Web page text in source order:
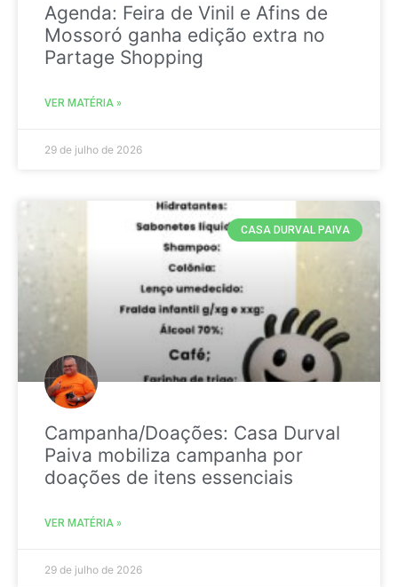
Agenda: Feira de Vinil e Afins de
Mossoró ganha edição extra no
Partage Shopping
VER MATÉRIA »
29 de julho de 2026
CASA DURVAL PAIVA
Campanha/Doações: Casa Durval
Paiva mobiliza campanha por
doações de itens essenciais
VER MATÉRIA »
29 de julho de 2026